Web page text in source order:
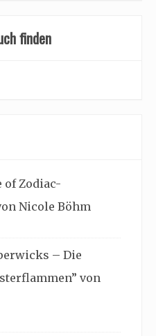
finden
of Zodiac-
Nicole Böhm
– Die
von